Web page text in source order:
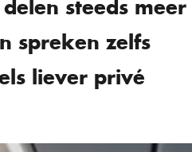
steeds meer
spreken zelfs
liever privé